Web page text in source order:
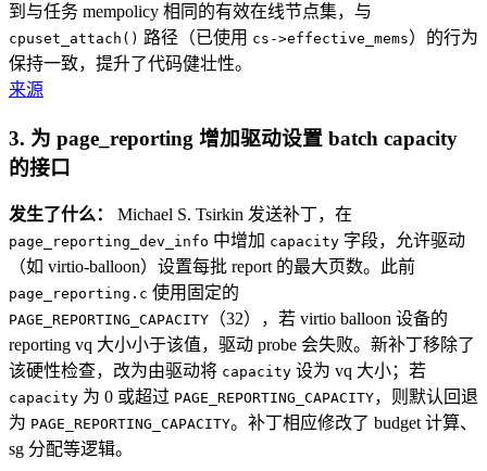
到与任务 mempolicy 相同的有效在线节点集，与
cpuset_attach() 路径（已使用 cs->effective_mems）的行为
保持一致，提升了代码健壮性。
来源
3. 为 page_reporting 增加驱动设置 batch capacity
的接口
发生了什么： Michael S. Tsirkin 发送补丁，在
page_reporting_dev_info 中增加 capacity 字段，允许驱动
（如 virtio-balloon）设置每批 report 的最大页数。此前
page_reporting.c 使用固定的
PAGE_REPORTING_CAPACITY （32），若 virtio balloon 设备的
reporting vq 大小小于该值，驱动 probe 会失败。新补丁移除了
该硬性检查，改为由驱动将 capacity 设为 vq 大小；若
capacity 为 0 或超过 PAGE_REPORTING_CAPACITY，则默认回退
为 PAGE_REPORTING_CAPACITY。补丁相应修改了 budget 计算、
sg 分配等逻辑。